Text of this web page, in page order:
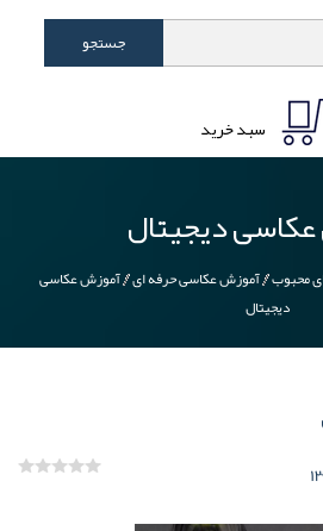
جستجو
سبد خرید
دیجیتال
محبوب آموزش عکاسی حرفه ای آموزش عکاسی
دیجیتال